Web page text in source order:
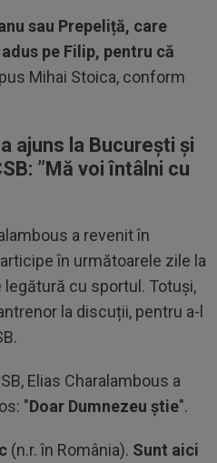
sau Prepeliță, care
pe Filip, pentru că
Mihai Stoica, conform
ajuns la București și
”Mă voi întâlni cu
a revenit în
în următoarele zile la
cu sportul. Totuși,
la discuții, pentru a-l
Elias Charalambous a
"Doar Dumnezeu știe".
(n.r. în România). Sunt aici